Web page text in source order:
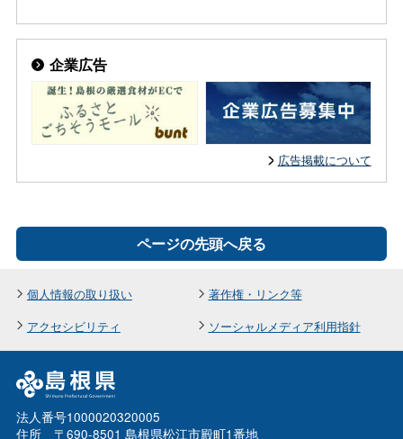
企業広告
広告掲載について
ページの先頭へ戻る
個人情報の取り扱い
著作権・リンク等
アクセシビリティ
ソーシャルメディア利用指針
法人番号1000020320005
住所 〒690-8501 島根県松江市殿町1番地